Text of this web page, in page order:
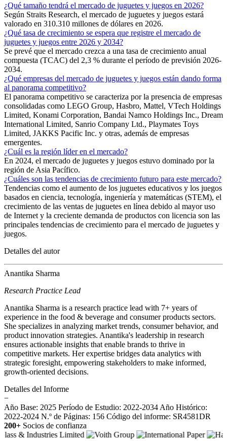
¿Qué tamaño tendrá el mercado de juguetes y juegos en 2026?
Según Straits Research, el mercado de juguetes y juegos estará
valorado en 310.310 millones de dólares en 2026.
¿Qué tasa de crecimiento se espera que registre el mercado de
juguetes y juegos entre 2026 y 2034?
Se prevé que el mercado crezca a una tasa de crecimiento anual
compuesta (TCAC) del 2,3 % durante el período de previsión 2026-
2034.
¿Qué empresas del mercado de juguetes y juegos están dando forma
al panorama competitivo?
El panorama competitivo se caracteriza por la presencia de empresas
consolidadas como LEGO Group, Hasbro, Mattel, VTech Holdings
Limited, Konami Corporation, Bandai Namco Holdings Inc., Dream
International Limited, Sanrio Company Ltd., Playmates Toys
Limited, JAKKS Pacific Inc. y otras, además de empresas
emergentes.
¿Cuál es la región líder en el mercado?
En 2024, el mercado de juguetes y juegos estuvo dominado por la
región de Asia Pacífico.
¿Cuáles son las tendencias de crecimiento futuro para este mercado?
Tendencias como el aumento de los juguetes educativos y los juegos
basados ​​en ciencia, tecnología, ingeniería y matemáticas (STEM), el
crecimiento de las ventas de juguetes en línea debido al mayor uso
de Internet y la creciente demanda de productos con licencia son las
principales tendencias de crecimiento para el mercado de juguetes y
juegos.
Detalles del autor
Anantika Sharma
Research Practice Lead
Anantika Sharma is a research practice lead with 7+ years of
experience in the food & beverage and consumer products sectors.
She specializes in analyzing market trends, consumer behavior, and
product innovation strategies. Anantika's leadership in research
ensures actionable insights that enable brands to thrive in
competitive markets. Her expertise bridges data analytics with
strategic foresight, empowering stakeholders to make informed,
growth-oriented decisions.
Detalles del Informe
−
Año Base: 2025 Período de Estudio: 2022-2034 Año Histórico:
2022-2024 N.º de Páginas: 156 Código del informe: SR4581DR
200+ Socios de confianza